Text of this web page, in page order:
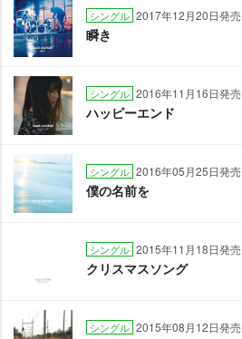
シングル 2017年12月20日発売
瞬き
シングル 2016年11月16日発売
ハッピーエンド
シングル 2016年05月25日発売
僕の名前を
シングル 2015年11月18日発売
クリスマスソング
シングル 2015年08月12日発売